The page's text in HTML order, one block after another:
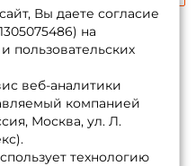
Вы даете согласие
на
пользовательских
веб-аналитики
компанией
Москва, ул. Л.
технологию